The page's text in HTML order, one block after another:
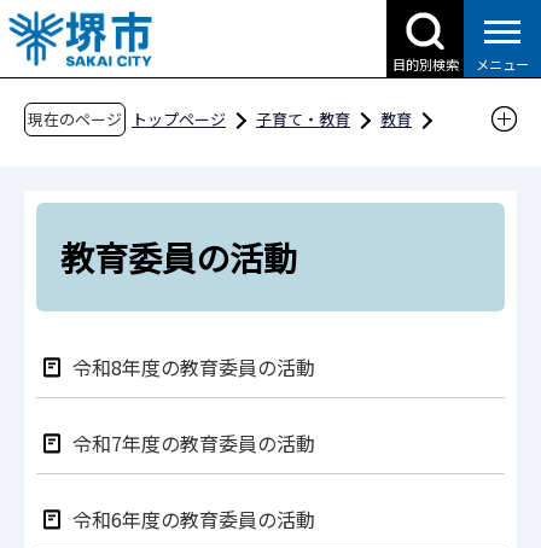
こ
の
ペ
目的別検索 メニュー
現在のページ トップページ 子育て・教育
教育
教育委員の活動
令和8年度の教育委員の活動
令和7年度の教育委員の活動
令和6年度の教育委員の活動